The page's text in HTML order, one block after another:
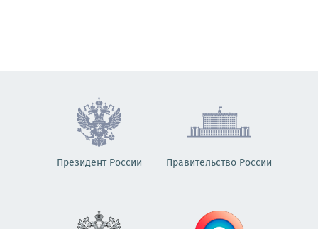
Президент России Правительство России